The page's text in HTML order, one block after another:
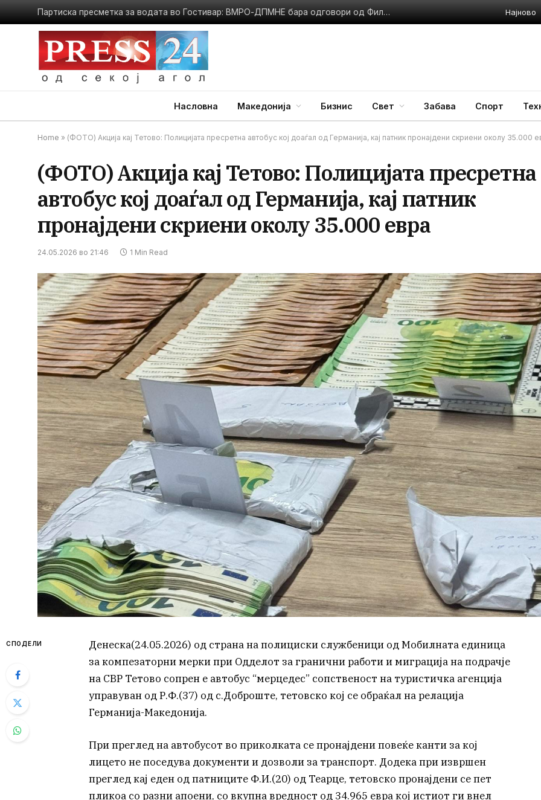
Метео предупредување, пекол низ цела Македонија – Ова се препораки за горештините Најново
Насловна Македонија Бизнис Свет Забава Спорт
Home » (ФОТО) Акција кај Тетово: Полицијата пресретна автобус кој доаѓал од Германија, кај патник пронајдени скриени околу 35.000
(ФОТО) Акција кај Тетово: Полицијата пресретна
автобус кој доаѓал од Германија, кај патник
пронајдени скриени околу 35.000 евра
24.05.2026 во 21:46 1 Min Read
СПОДЕЛИ
Денеска(24.05.2026) од страна на полициски службеници од Мобилната единица
за компезаторни мерки при Одделот за гранични работи и миграција на подрачје
на СВР Тетово сопрен е автобус “мерцедес” сопственост на туристичка агенција
управуван од Р.Ф.(37) од с.Доброште, тетовско кој се обраќал на релација
Германија-Македонија.
При преглед на автобусот во приколката се пронајдени повеќе канти за кој
лицето не поседува документи и дозволи за транспорт. Додека при извршен
преглед кај еден од патниците Ф.И.(20) од Теарце, тетовско пронајдени се пет
пликоа со разни апоени, со вкупна вредност од 34.965 евра кој истиот ги внел